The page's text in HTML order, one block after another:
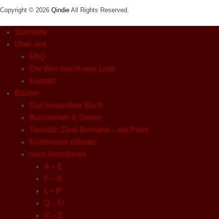
Copyright © 2026 Qindie All Rights Reserved.
Startseite
Über uns
FAQ
Die Wer macht was Liste
Kontakt
Bücher
Das besondere Buch
Buchreihen & Serien
Twindie: Zwei Romane – ein Preis
Kostenlose eBooks
nach AutorInnen
A – E
F – K
L – P
Q – U
V – Z